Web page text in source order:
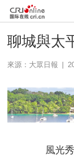
聊城與太
來源： 大眾日報 |
風光